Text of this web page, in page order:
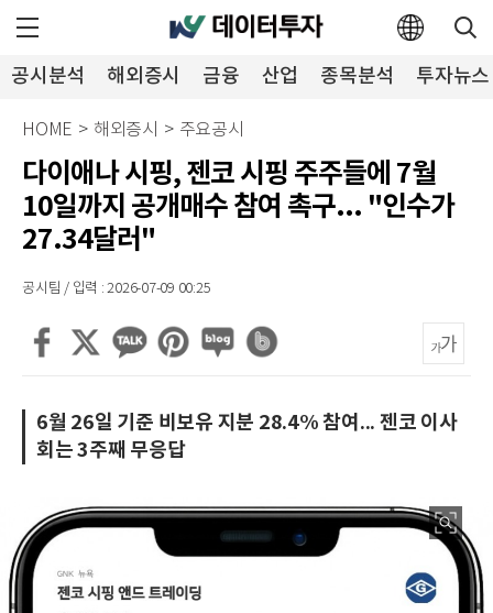
공시분석 해외증시 금융 산업 종목분석 투자뉴스
HOME > 해외증시 > 주요공시
다이애나 시핑, 젠코 시핑 주주들에 7월
10일까지 공개매수 참여 촉구... "인수가
27.34달러"
공시팀 / 입력 : 2026-07-09 00:25
6월 26일 기준 비보유 지분 28.4% 참여... 젠코 이사
회는 3주째 무응답